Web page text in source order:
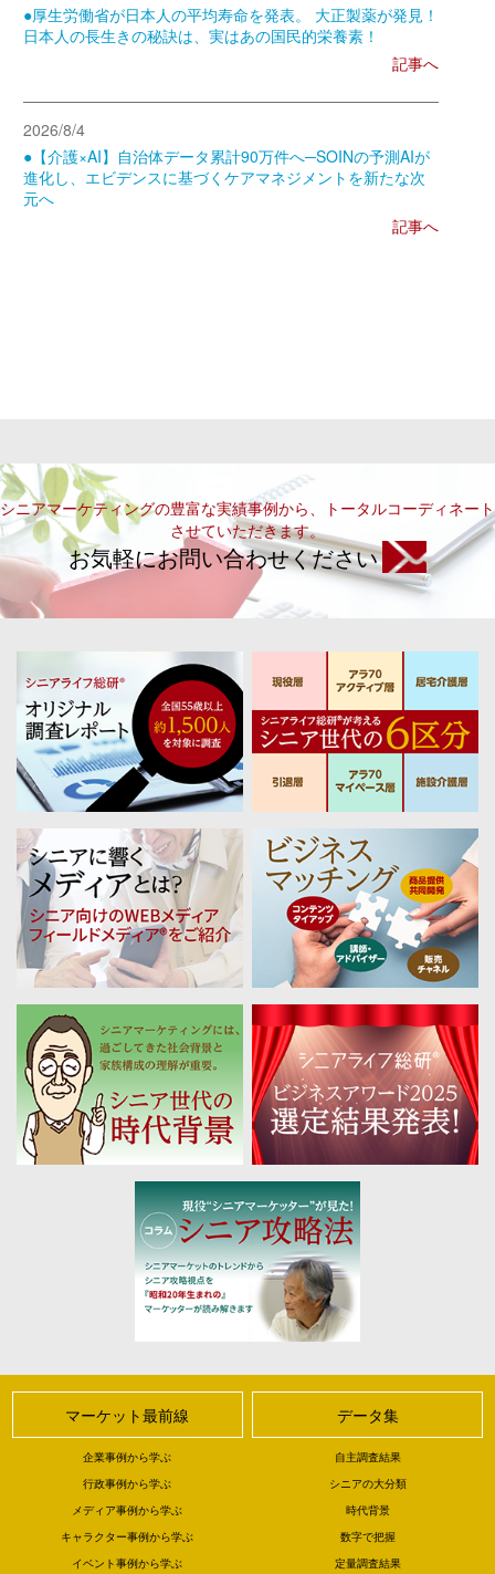
●厚生労働省が日本人の平均寿命を発表。 大正製薬が発見！
日本人の長生きの秘訣は、実はあの国民的栄養素！
記事へ
2026/8/4
●【介護×AI】自治体データ累計90万件へ─SOINの予測AIが
進化し、エビデンスに基づくケアマネジメントを新たな次
元へ
記事へ
シニアマーケティングの豊富な実績事例から、トータルコーディネート
させていただきます。
お気軽にお問い合わせください
マーケット最前線
企業事例から学ぶ
行政事例から学ぶ
メディア事例から学ぶ
キャラクター事例から学ぶ
イベント事例から学ぶ
データ集
自主調査結果
シニアの大分類
時代背景
数字で把握
定量調査結果